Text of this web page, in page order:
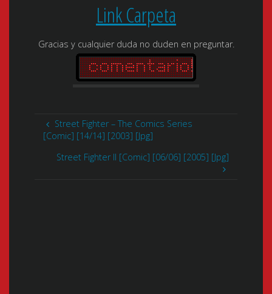
Link Carpeta
Gracias y cualquier duda no duden en preguntar.
Street Fighter – The Comics Series
[Comic] [14/14] [2003] [Jpg]
Street Fighter II [Comic] [06/06] [2005] [Jpg]